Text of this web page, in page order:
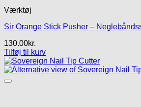
Værktøj
Sir Orange Stick Pusher –
130.00kr.
Tilføj til kurv